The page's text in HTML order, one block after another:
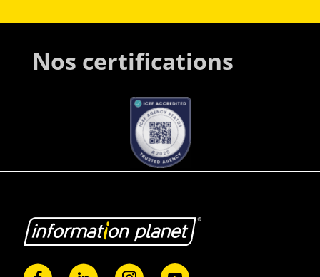
Nos certifications